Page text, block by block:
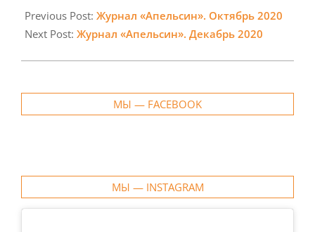
11-
28
Previous Post: Журнал «Апельсин». Октябрь 2020
Next Post: Журнал «Апельсин». Декабрь 2020
МЫ — FACEBOOK
МЫ — INSTAGRAM